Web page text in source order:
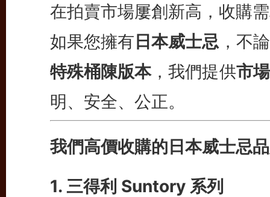
在拍賣市場屢創新高，收購
如果您擁有 日本威士忌 ，不
特殊桶陳版本，我們提供市
明、安全、公正。
我們高價收購的日本威士忌
1. 三得利 Suntory 系列